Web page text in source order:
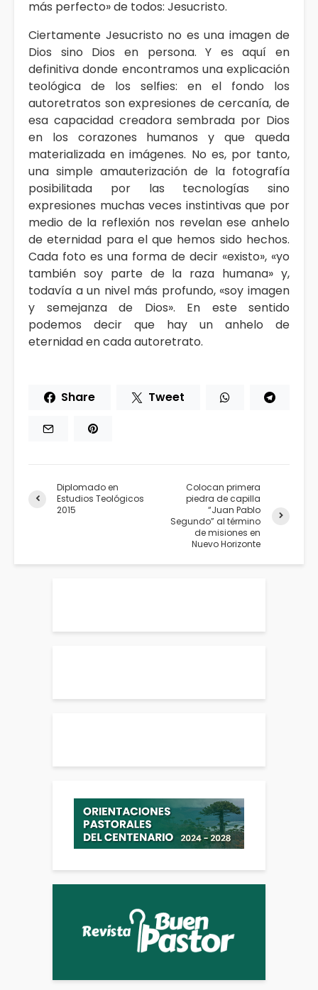
más perfecto» de todos: Jesucristo.
Ciertamente Jesucristo no es una imagen de
Dios sino Dios en persona. Y es aquí en
definitiva donde encontramos una explicación
teológica de los selfies: en el fondo los
autoretratos son expresiones de cercanía, de
esa capacidad creadora sembrada por Dios
en los corazones humanos y que queda
materializada en imágenes. No es, por tanto,
una simple amauterización de la fotografía
posibilitada por las tecnologías sino
expresiones muchas veces instintivas que por
medio de la reflexión nos revelan ese anhelo
de eternidad para el que hemos sido hechos.
Cada foto es una forma de decir «existo», «yo
también soy parte de la raza humana» y,
todavía a un nivel más profundo, «soy imagen
y semejanza de Dios». En este sentido
podemos decir que hay un anhelo de
eternidad en cada autoretrato.
Share Tweet
Diplomado en
Estudios Teológicos
2015
Colocan primera
piedra de capilla
“Juan Pablo
Segundo” al término
de misiones en
Nuevo Horizonte